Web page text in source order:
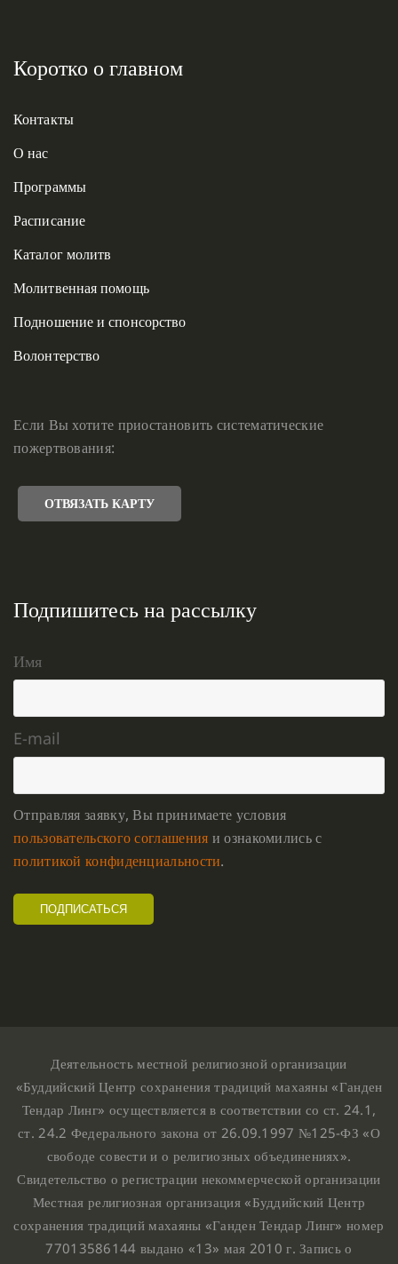
Коротко о главном
Контакты
О нас
Программы
Расписание
Каталог молитв
Молитвенная помощь
Подношение и спонсорство
Волонтерство
Если Вы хотите приостановить систематические
пожертвования:
ОТВЯЗАТЬ КАРТУ
Подпишитесь на рассылку
Имя
E-mail
Отправляя заявку, Вы принимаете условия
пользовательского соглашения и ознакомились с
политикой конфиденциальности.
Деятельность местной религиозной организации
«Буддийский Центр сохранения традиций махаяны «Ганден
Тендар Линг» осуществляется в соответствии со ст. 24.1,
ст. 24.2 Федерального закона от 26.09.1997 №125-ФЗ «О
свободе совести и о религиозных объединениях».
Свидетельство о регистрации некоммерческой организации
Местная религиозная организация «Буддийский Центр
сохранения традиций махаяны «Ганден Тендар Линг» номер
77013586144 выдано «13» мая 2010 г. Запись о